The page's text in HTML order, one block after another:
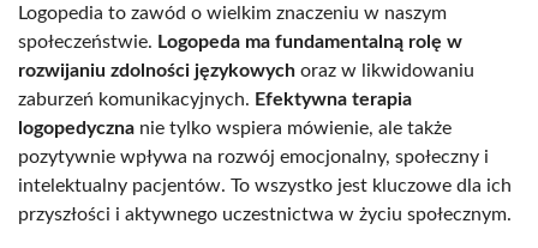
Logopedia to zawód o wielkim znaczeniu w naszym
społeczeństwie. Logopeda ma fundamentalną rolę w
rozwijaniu zdolności językowych oraz w likwidowaniu
zaburzeń komunikacyjnych. Efektywna terapia
logopedyczna nie tylko wspiera mówienie, ale także
pozytywnie wpływa na rozwój emocjonalny, społeczny i
intelektualny pacjentów. To wszystko jest kluczowe dla ich
przyszłości i aktywnego uczestnictwa w życiu społecznym.